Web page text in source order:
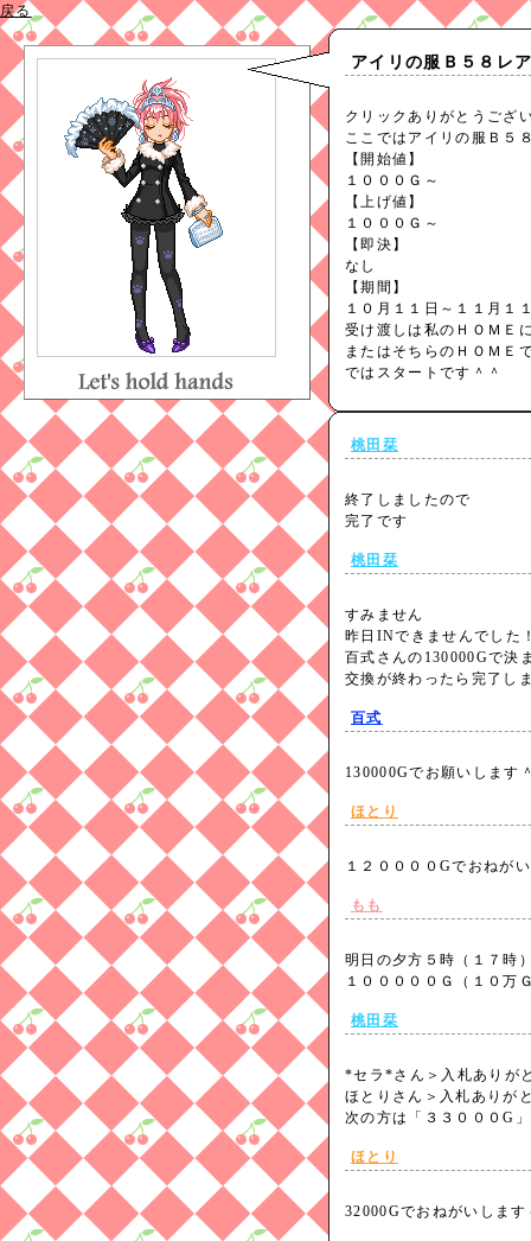
戻る
アイリの服Ｂ５８レ
クリックありがとうござ
ここではアイリの服Ｂ５
【開始値】
１０００Ｇ～
【上げ値】
１０００Ｇ～
【即決】
なし
【期間】
１０月１１日～１１月１
受け渡しは私のＨＯＭＥ
またはそちらのＨＯＭＥ
ではスタートです＾＾
桃田栞
終了しましたので
完了です
桃田栞
すみません
昨日INできませんでした
百式さんの130000Gで決
交換が終わったら完了
百式
130000Gでお願いしま
ほとり
１２００００Gでおね
もも
明日の夕方５時（１７時
１０００００Ｇ（１０
桃田栞
*セラ*さん＞入札ありが
ほとりさん＞入札ありが
次の方は「３３０００G
ほとり
32000Gでおねがいしま